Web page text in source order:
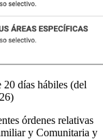
20 días hábiles (del
órdenes relativas
y Comunitaria y